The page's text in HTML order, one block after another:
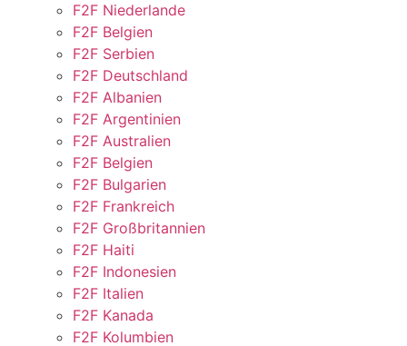
F2F Niederlande
F2F Belgien
F2F Serbien
F2F Deutschland
F2F Albanien
F2F Argentinien
F2F Australien
F2F Belgien
F2F Bulgarien
F2F Frankreich
F2F Großbritannien
F2F Haiti
F2F Indonesien
F2F Italien
F2F Kanada
F2F Kolumbien